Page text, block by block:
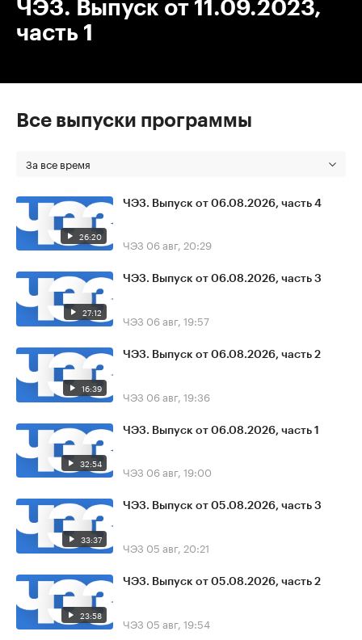
ЧЭЗ. Выпуск от 11.09.2023,
часть 1
Все выпуски программы
За все время
26:20
ЧЭЗ. Выпуск от 06.08.2026, часть 4
ЧЭЗ 06 авг, 20:29
27:12
ЧЭЗ. Выпуск от 06.08.2026, часть 3
ЧЭЗ 06 авг, 19:57
16:39
ЧЭЗ. Выпуск от 06.08.2026, часть 2
ЧЭЗ 06 авг, 19:36
32:54
ЧЭЗ. Выпуск от 06.08.2026, часть 1
ЧЭЗ 06 авг, 19:00
33:37
ЧЭЗ. Выпуск от 05.08.2026, часть 3
ЧЭЗ 05 авг, 20:21
23:58
ЧЭЗ. Выпуск от 05.08.2026, часть 2
ЧЭЗ 05 авг, 19:54